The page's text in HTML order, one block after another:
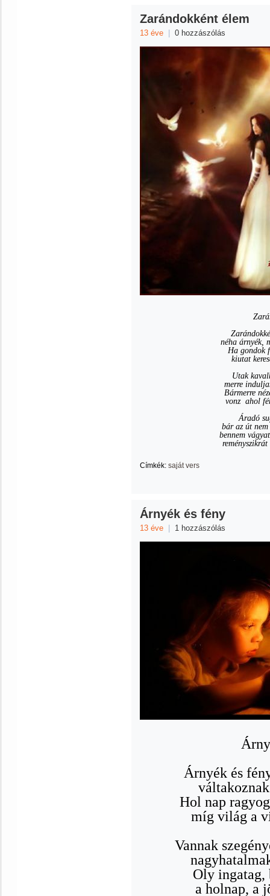
Zarándokként élem
13 éve 0 hozzászólás
néha árnyék,
Ha gondok
kiutat
Utak
merre
Bármerre
vonz ahol
Áradó
bár az út
bennem
Címkék: saját vers
Árnyék és fény
13 éve 1 hozzászólás
Árnyék és
Hol nap
míg világ a
Vannak
Oly ingatag,
a holnap, a